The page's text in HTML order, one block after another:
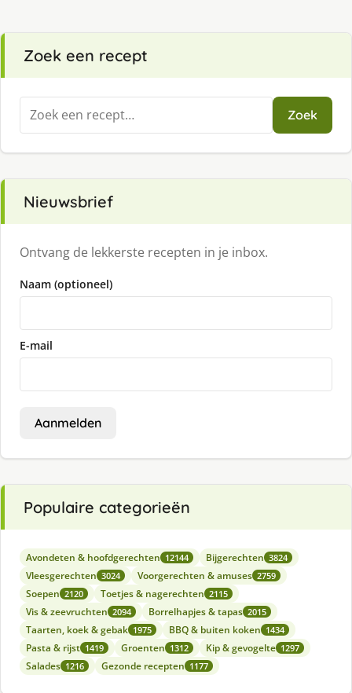
Zoek een recept
Zoeken
naar:
Zoek
Nieuwsbrief
Ontvang de lekkerste recepten in je inbox.
Naam (optioneel)
E-mail
Aanmelden
Populaire categorieën
Avondeten & hoofdgerechten 12144 Bijgerechten 3824
Vleesgerechten 3024 Voorgerechten & amuses 2759
Soepen 2120 Toetjes & nagerechten 2115
Vis & zeevruchten 2094 Borrelhapjes & tapas 2015
Taarten, koek & gebak 1975 BBQ & buiten koken 1434
Pasta & rijst 1419 Groenten 1312 Kip & gevogelte 1297
Salades 1216 Gezonde recepten 1177